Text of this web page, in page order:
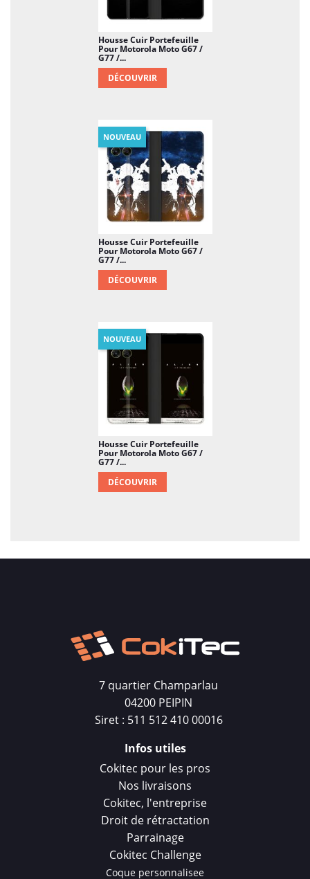
Housse Cuir Portefeuille
Pour Motorola Moto G67 /
G77 /...
DÉCOUVRIR
Housse Cuir Portefeuille
Pour Motorola Moto G67 /
G77 /...
DÉCOUVRIR
NOUVEAU
Housse Cuir Portefeuille
Pour Motorola Moto G67 /
G77 /...
DÉCOUVRIR
NOUVEAU
7 quartier Champarlau
04200 PEIPIN
Siret : 511 512 410 00016
Infos utiles
Cokitec pour les pros
Nos livraisons
Cokitec, l'entreprise
Droit de rétractation
Parrainage
Cokitec Challenge
Coque personnalisee